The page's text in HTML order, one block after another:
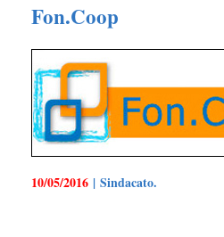
Fon.Coop
10/05/2016 | Sindacato.